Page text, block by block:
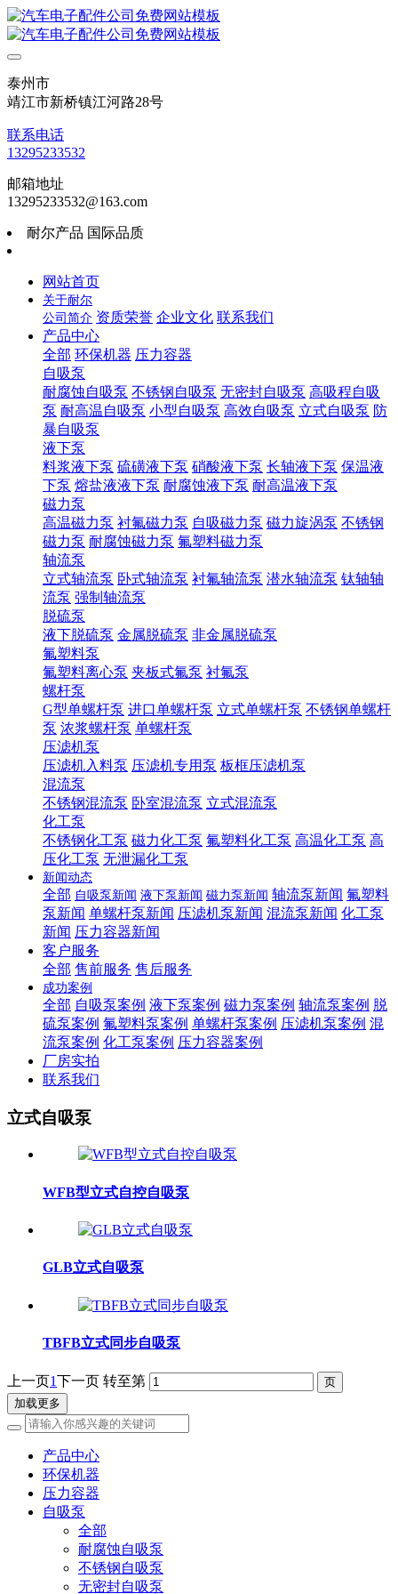
泰州市
靖江市新桥镇江河路28号
联系电话
13295233532
邮箱地址
13295233532@163.com
耐尔产品 国际品质
网站首页
关于耐尔
公司简介 资质荣誉 企业文化 联系我们
产品中心
全部 环保机器 压力容器
自吸泵
耐腐蚀自吸泵 不锈钢自吸泵 无密封自吸泵 高吸程自吸
泵 耐高温自吸泵 小型自吸泵 高效自吸泵 立式自吸泵 防
暴自吸泵
液下泵
料浆液下泵 硫磺液下泵 硝酸液下泵 长轴液下泵 保温液
下泵 熔盐液液下泵 耐腐蚀液下泵 耐高温液下泵
磁力泵
高温磁力泵 衬氟磁力泵 自吸磁力泵 磁力旋涡泵 不锈钢
磁力泵 耐腐蚀磁力泵 氟塑料磁力泵
轴流泵
立式轴流泵 卧式轴流泵 衬氟轴流泵 潜水轴流泵 钛轴轴
流泵 强制轴流泵
脱硫泵
液下脱硫泵 金属脱硫泵 非金属脱硫泵
氟塑料泵
氟塑料离心泵 夹板式氟泵 衬氟泵
螺杆泵
G型单螺杆泵 进口单螺杆泵 立式单螺杆泵 不锈钢单螺杆
泵 浓浆螺杆泵 单螺杆泵
压滤机泵
压滤机入料泵 压滤机专用泵 板框压滤机泵
混流泵
不锈钢混流泵 卧室混流泵 立式混流泵
化工泵
不锈钢化工泵 磁力化工泵 氟塑料化工泵 高温化工泵 高
压化工泵 无泄漏化工泵
新闻动态
全部 自吸泵新闻 液下泵新闻 磁力泵新闻 轴流泵新闻 氟塑料
泵新闻 单螺杆泵新闻 压滤机泵新闻 混流泵新闻 化工泵
新闻 压力容器新闻
客户服务
全部 售前服务 售后服务
成功案例
全部 自吸泵案例 液下泵案例 磁力泵案例 轴流泵案例 脱
硫泵案例 氟塑料泵案例 单螺杆泵案例 压滤机泵案例 混
流泵案例 化工泵案例 压力容器案例
厂房实拍
联系我们
立式自吸泵
WFB型立式自控自吸泵
GLB立式自吸泵
TBFB立式同步自吸泵
上一页1下一页 转至第
加载更多
产品中心
环保机器
压力容器
自吸泵
全部
耐腐蚀自吸泵
不锈钢自吸泵
无密封自吸泵